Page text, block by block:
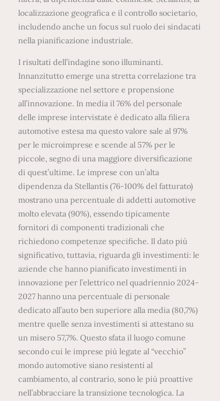
localizzazione geografica e il controllo societario,
includendo anche un focus sul ruolo dei sindacati
nella pianificazione industriale.
I risultati dell’indagine sono illuminanti.
Innanzitutto emerge una stretta correlazione tra
specializzazione nel settore e propensione
all’innovazione. In media il 76% del personale
delle imprese intervistate è dedicato alla filiera
automotive estesa ma questo valore sale al 97%
per le microimprese e scende al 57% per le
piccole, segno di una maggiore diversificazione
di quest’ultime. Le imprese con un’alta
dipendenza da Stellantis (76-100% del fatturato)
mostrano una percentuale di addetti automotive
molto elevata (90%), essendo tipicamente
fornitori di componenti tradizionali che
richiedono competenze specifiche. Il dato più
significativo, tuttavia, riguarda gli investimenti: le
aziende che hanno pianificato investimenti in
innovazione per l’elettrico nel quadriennio 2024-
2027 hanno una percentuale di personale
dedicato all’auto ben superiore alla media (80,7%)
mentre quelle senza investimenti si attestano su
un misero 57,7%. Questo sfata il luogo comune
secondo cui le imprese più legate al “vecchio”
mondo automotive siano resistenti al
cambiamento, al contrario, sono le più proattive
nell’abbracciare la transizione tecnologica. La